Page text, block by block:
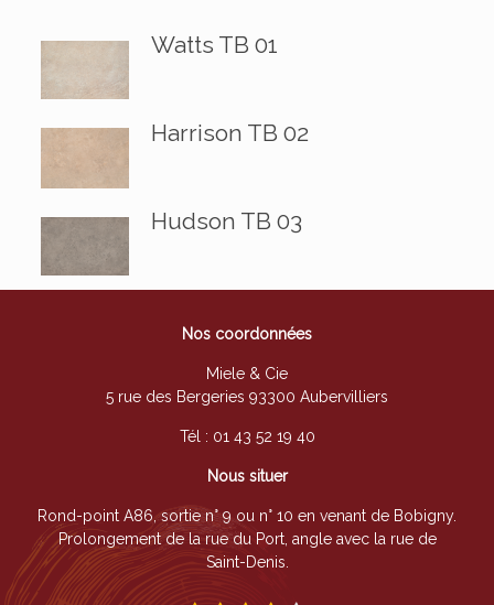
Watts TB 01
Harrison TB 02
Hudson TB 03
Nos coordonnées
Miele & Cie
5 rue des Bergeries 93300 Aubervilliers
Tél : 01 43 52 19 40
Nous situer
Rond-point A86, sortie n° 9 ou n° 10 en venant de Bobigny.
Prolongement de la rue du Port, angle avec la rue de
Saint-Denis.